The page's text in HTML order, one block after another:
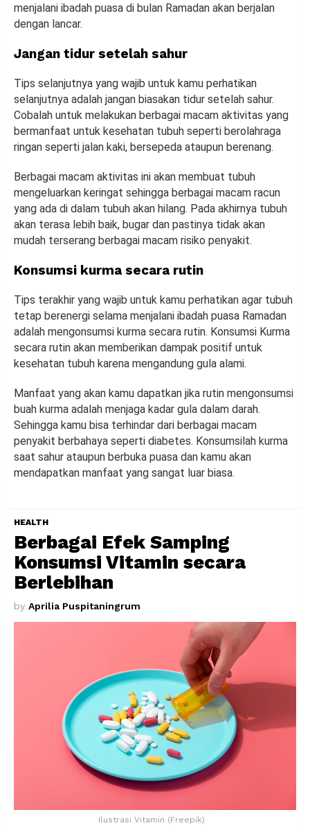
menjalani ibadah puasa di bulan Ramadan akan berjalan
dengan lancar.
Jangan tidur setelah sahur
Tips selanjutnya yang wajib untuk kamu perhatikan
selanjutnya adalah jangan biasakan tidur setelah sahur.
Cobalah untuk melakukan berbagai macam aktivitas yang
bermanfaat untuk kesehatan tubuh seperti berolahraga
ringan seperti jalan kaki, bersepeda ataupun berenang.
Berbagai macam aktivitas ini akan membuat tubuh
mengeluarkan keringat sehingga berbagai macam racun
yang ada di dalam tubuh akan hilang. Pada akhirnya tubuh
akan terasa lebih baik, bugar dan pastinya tidak akan
mudah terserang berbagai macam risiko penyakit.
Konsumsi kurma secara rutin
Tips terakhir yang wajib untuk kamu perhatikan agar tubuh
tetap berenergi selama menjalani ibadah puasa Ramadan
adalah mengonsumsi kurma secara rutin. Konsumsi Kurma
secara rutin akan memberikan dampak positif untuk
kesehatan tubuh karena mengandung gula alami.
Manfaat yang akan kamu dapatkan jika rutin mengonsumsi
buah kurma adalah menjaga kadar gula dalam darah.
Sehingga kamu bisa terhindar dari berbagai macam
penyakit berbahaya seperti diabetes. Konsumsilah kurma
saat sahur ataupun berbuka puasa dan kamu akan
mendapatkan manfaat yang sangat luar biasa.
HEALTH
Berbagai Efek Samping
Konsumsi Vitamin secara
Berlebihan
by Aprilia Puspitaningrum
Ilustrasi Vitamin (Freepik)